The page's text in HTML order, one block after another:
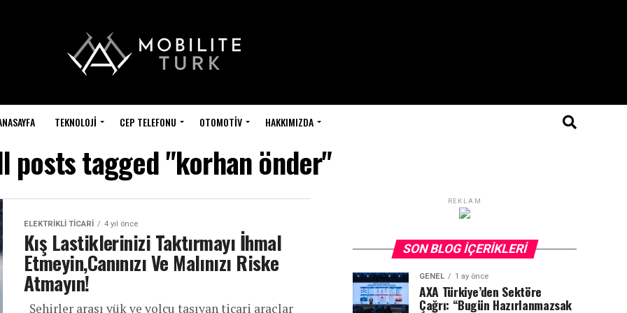
TEKNOLOJI CEP TELEFONU OTOMOTIV HAKKIMIZDA
posts tagged "korhan önder"
ELEKTRIKLI TICARI 4 yıl önce
Kış Lastiklerinizi Taktırmayı İhmal
Etmeyin,Canınızı Ve Malınızı Riske
Atmayın!
Şehirler arası yük ve yolcu taşıyan ticari araçlar
REKLAM
SON BLOG İÇERIKLERI
GENEL 1 ay önce
AXA Türkiye’den Sektöre
Çağrı: “Bugün Hazırlanmazsak